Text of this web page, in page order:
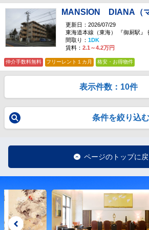
更新日：2026/07/29
東海道本線（東海） 『御厨駅』
間取り： 1DK
賃料： 2.1～4.2万円
仲介手数料無料 フリーレント１カ月 格安・お得物件
表示件数：10件
条件を絞り込む
ページのトップに